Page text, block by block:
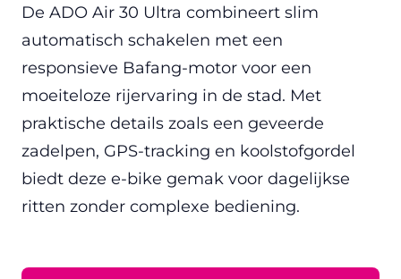
De ADO Air 30 Ultra combineert slim
automatisch schakelen met een
responsieve Bafang-motor voor een
moeiteloze rijervaring in de stad. Met
praktische details zoals een geveerde
zadelpen, GPS-tracking en koolstofgordel
biedt deze e-bike gemak voor dagelijkse
ritten zonder complexe bediening.